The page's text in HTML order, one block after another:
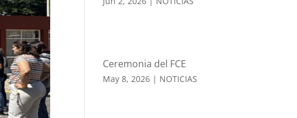
Ceremonia del FCE
May 8, 2026 | NOTICIAS